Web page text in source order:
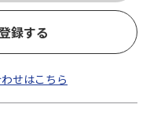
録する
せはこちら